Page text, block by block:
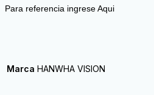
Para referencia ingrese Aqui
Marca HANWHA VISION